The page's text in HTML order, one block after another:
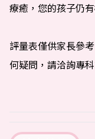
療癒，您的孩子仍
評量表僅供家長參
何疑問，請洽詢專